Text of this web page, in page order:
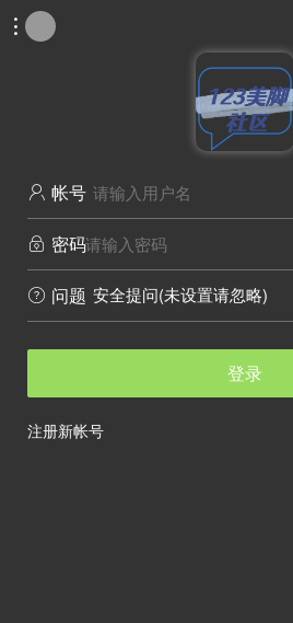

 帐号
 密码
 问题 安全提问(未设置请忽略)
登录
注册新帐号